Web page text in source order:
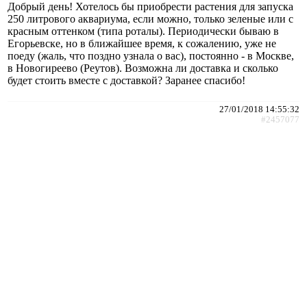
Добрый день! Хотелось бы приобрести растения для запуска
250 литрового аквариума, если можно, только зеленые или с
красным оттенком (типа роталы). Периодически бываю в
Егорьевске, но в ближайшее время, к сожалению, уже не
поеду (жаль, что поздно узнала о вас), постоянно - в Москве,
в Новогиреево (Реутов). Возможна ли доставка и сколько
будет стоить вместе с доставкой? Заранее спасибо!
27/01/2018 14:55:32
#2457077